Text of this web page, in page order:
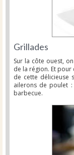
Grillades
Sur la côte ouest,
de la région. Et
de cette délicieuse
ailerons de poulet
barbecue.